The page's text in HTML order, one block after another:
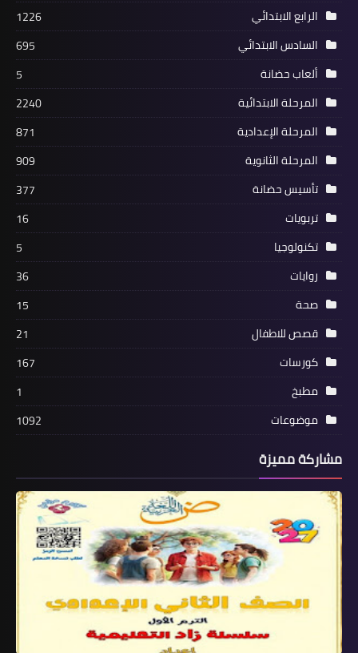
الرابع الابتدائي
1226
السادس الابتدائي
695
ألعاب حضانة
5
المرحلة الابتدائية
2240
المرحلة الإعدادية
871
المرحلة الثانوية
909
تأسيس حضانة
377
تربويات
16
تكنولوجيا
5
روايات
36
صحة
15
قصص للاطفال
21
كورسات
167
مطبخ
1
موضوعات
1092
مشاركة مميزة